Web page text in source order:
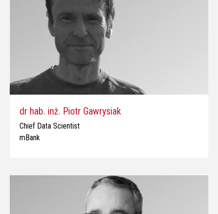
dr hab. inż. Piotr Gawrysiak
Chief Data Scientist
mBank